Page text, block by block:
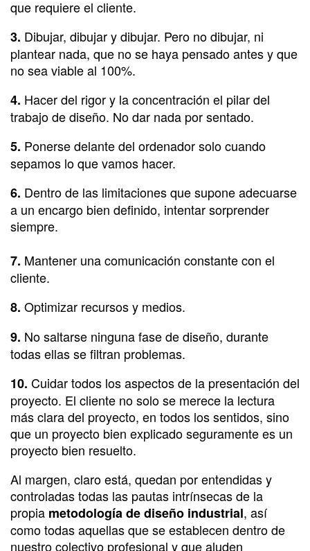
que requiere el cliente.
3. Dibujar, dibujar y dibujar. Pero no dibujar, ni
plantear nada, que no se haya pensado antes y que
no sea viable al 100%.
4. Hacer del rigor y la concentración el pilar del
trabajo de diseño. No dar nada por sentado.
5. Ponerse delante del ordenador solo cuando
sepamos lo que vamos hacer.
6. Dentro de las limitaciones que supone adecuarse
a un encargo bien definido, intentar sorprender
siempre.
7. Mantener una comunicación constante con el
cliente.
8. Optimizar recursos y medios.
9. No saltarse ninguna fase de diseño, durante
todas ellas se filtran problemas.
10. Cuidar todos los aspectos de la presentación del
proyecto. El cliente no solo se merece la lectura
más clara del proyecto, en todos los sentidos, sino
que un proyecto bien explicado seguramente es un
proyecto bien resuelto.
Al margen, claro está, quedan por entendidas y
controladas todas las pautas intrínsecas de la
propia metodología de diseño industrial, así
como todas aquellas que se establecen dentro de
nuestro colectivo profesional y que aluden